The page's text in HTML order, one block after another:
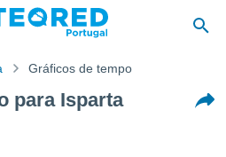
Gráficos de tempo
para Isparta